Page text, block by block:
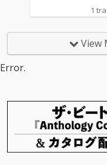
1
View
Error.